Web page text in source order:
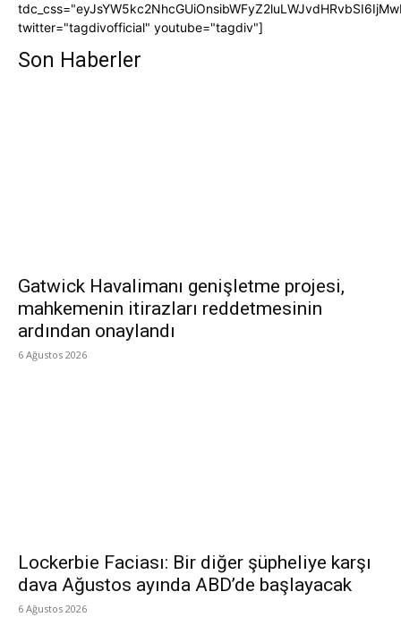
twitter="tagdivofficial" youtube="tagdiv"]
Son Haberler
Gatwick Havalimanı genişletme projesi,
mahkemenin itirazları reddetmesinin
ardından onaylandı
6 Ağustos 2026
Lockerbie Faciası: Bir diğer şüpheliye karşı
dava Ağustos ayında ABD’de başlayacak
6 Ağustos 2026